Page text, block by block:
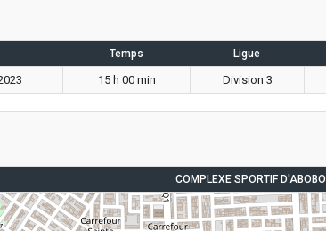
Temps Ligue
15 h 00 min Division 3
COMPLEXE SPORTIF D'ABOBO